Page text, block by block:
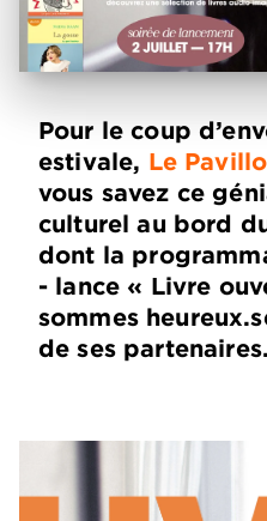
Pour le coup
estivale, Le
vous savez ce
culturel au bord
dont la
- lance « Livre
sommes
de ses partenaires.